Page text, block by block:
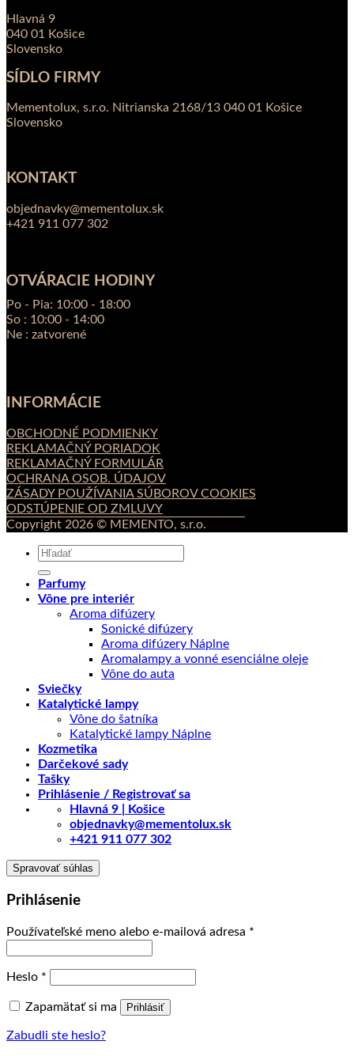
Hlavná 9
040 01 Košice
Slovensko
SÍDLO FIRMY
Mementolux, s.r.o. Nitrianska 2168/13 040 01 Košice
Slovensko
KONTAKT
objednavky@mementolux.sk
+421 911 077 302
OTVÁRACIE HODINY
Po - Pia: 10:00 - 18:00
So : 10:00 - 14:00
Ne : zatvorené
INFORMÁCIE
OBCHODNÉ PODMIENKY
REKLAMAČNÝ PORIADOK
REKLAMAČNÝ FORMULÁR
OCHRANA OSOB. ÚDAJOV
ZÁSADY POUŽÍVANIA SÚBOROV COOKIES
ODSTÚPENIE OD ZMLUVY
Copyright 2026 © MEMENTO, s.r.o.
Hľadať:
Parfumy
Vône pre interiér
Aroma difúzery
Sonické difúzery
Aroma difúzery Náplne
Aromalampy a vonné esenciálne oleje
Vône do auta
Sviečky
Katalytické lampy
Vône do šatníka
Katalytické lampy Náplne
Kozmetika
Darčekové sady
Tašky
Prihlásenie / Registrovať sa
Hlavná 9 | Košice
objednavky@mementolux.sk
+421 911 077 302
Spravovať súhlas
Prihlásenie
Používateľské meno alebo e-mailová adresa *
Heslo *
Zapamätať si ma Prihlásiť
Zabudli ste heslo?